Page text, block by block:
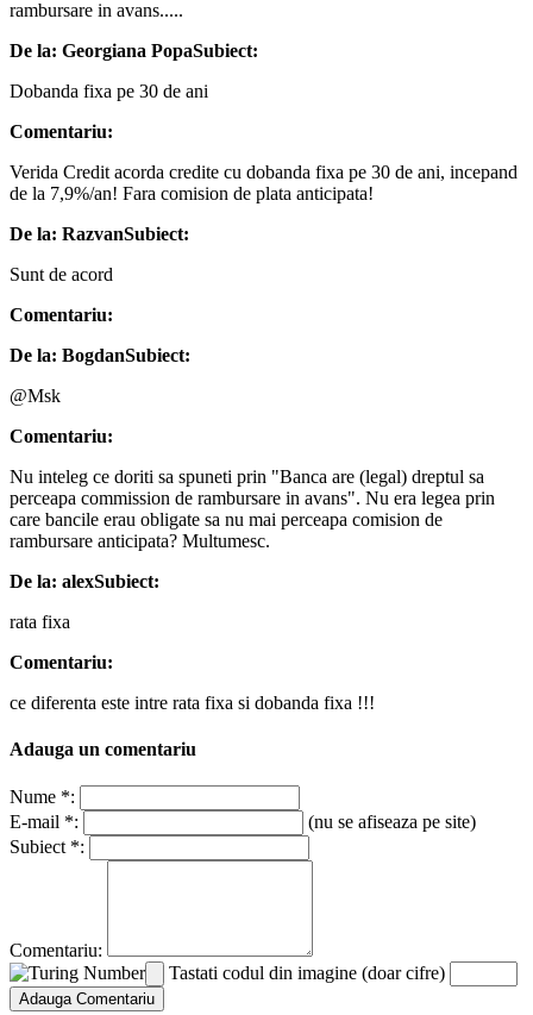
rambursare in avans.....
De la: Georgiana PopaSubiect:
Dobanda fixa pe 30 de ani
Comentariu:
Verida Credit acorda credite cu dobanda fixa pe 30 de ani, incepand
de la 7,9%/an! Fara comision de plata anticipata!
De la: RazvanSubiect:
Sunt de acord
Comentariu:
De la: BogdanSubiect:
@Msk
Comentariu:
Nu inteleg ce doriti sa spuneti prin "Banca are (legal) dreptul sa
perceapa commission de rambursare in avans". Nu era legea prin
care bancile erau obligate sa nu mai perceapa comision de
rambursare anticipata? Multumesc.
De la: alexSubiect:
rata fixa
Comentariu:
ce diferenta este intre rata fixa si dobanda fixa !!!
Adauga un comentariu
Nume *:
E-mail *:
(nu se afiseaza pe site)
Subiect *:
Comentariu:
Tastati codul din imagine (doar cifre)